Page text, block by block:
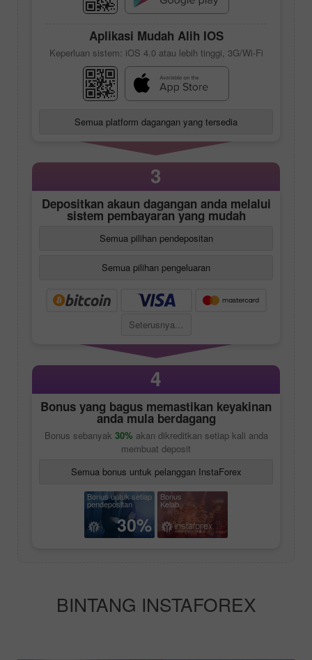
Aplikasi Mudah Alih IOS
Keperluan sistem: iOS 4.0 atau lebih tinggi, 3G/Wi-Fi
Semua platform dagangan yang tersedia
3
Depositkan akaun dagangan anda melalui
sistem pembayaran yang mudah
Semua pilihan pendepositan
Semua pilihan pengeluaran
Seterusnya...
4
Bonus yang bagus memastikan keyakinan
anda mula berdagang
Bonus sebanyak 30% akan dikreditkan setiap kali anda
membuat deposit
Semua bonus untuk pelanggan InstaForex
Bonus untuk setiap
pendepositan
30%
Bonus
Kelab
BINTANG INSTAFOREX